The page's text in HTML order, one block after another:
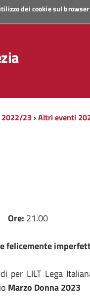
dei cookie sul
2022/23 ›Altri eventi
Ore: 21.00
felicemente
per LILT Lega
Marzo Donna 2023